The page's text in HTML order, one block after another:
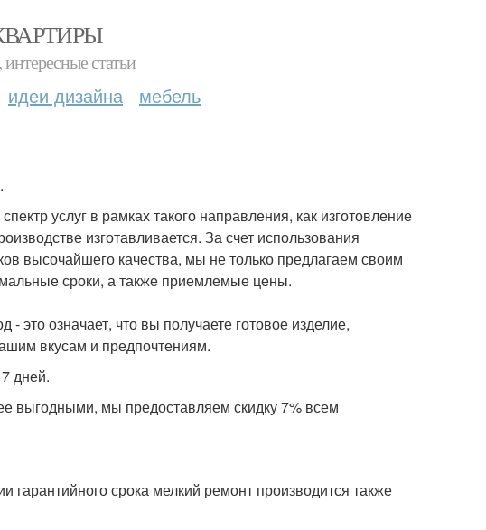
статьи
идеи дизайна мебель
услуг в рамках такого направления, как изготовление
изготавливается. За счет использования
высочайшего качества, мы не только предлагаем своим
сроки, а также приемлемые цены.
означает, что вы получаете готовое изделие,
вкусам и предпочтениям.
дней.
выгодными, мы предоставляем скидку 7% всем
гарантийного срока мелкий ремонт производится также